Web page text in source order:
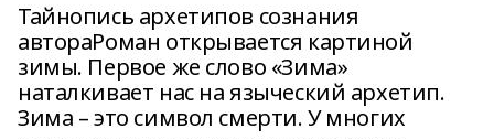
Тайнопись архетипов сознания
автораРоман открывается картиной
зимы. Первое же слово «Зима»
наталкивает нас на языческий архетип.
Зима – это символ смерти. У многих